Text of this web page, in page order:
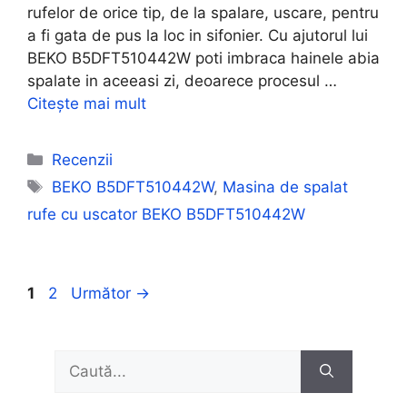
rufelor de orice tip, de la spalare, uscare, pentru
a fi gata de pus la loc in sifonier. Cu ajutorul lui
BEKO B5DFT510442W poti imbraca hainele abia
spalate in aceeasi zi, deoarece procesul …
Citește mai mult
Categorii
Recenzii
Etichete
BEKO B5DFT510442W, Masina de spalat
rufe cu uscator BEKO B5DFT510442W
Pagina
1 Pagina
2 Următor →
Caută